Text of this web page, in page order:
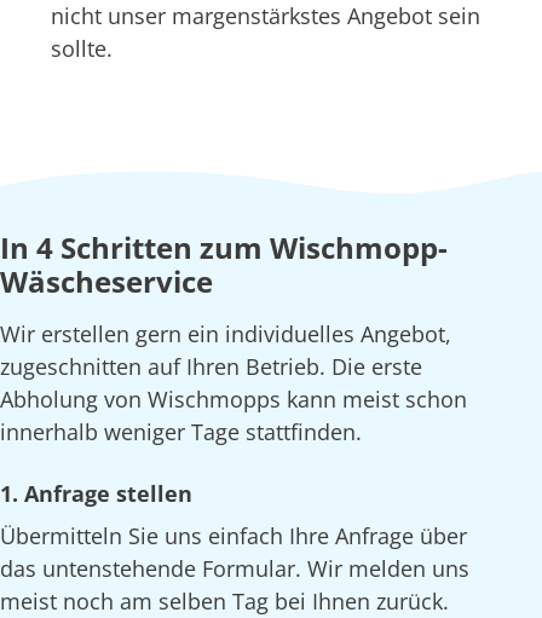
nicht unser margenstärkstes Angebot sein
sollte.
In 4 Schritten zum Wischmopp-
Wäscheservice
Wir erstellen gern ein individuelles Angebot,
zugeschnitten auf Ihren Betrieb. Die erste
Abholung von Wischmopps kann meist schon
innerhalb weniger Tage stattfinden.
1. Anfrage stellen
Übermitteln Sie uns einfach Ihre Anfrage über
das untenstehende Formular. Wir melden uns
meist noch am selben Tag bei Ihnen zurück.